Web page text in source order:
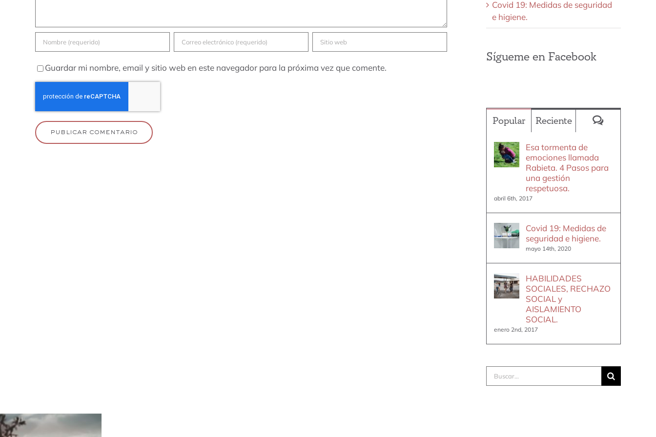
Guardar mi nombre, email y sitio web en este navegador para la próxima vez que comente.
Covid 19: Medidas de seguridad
e higiene.
Sígueme en Facebook
Popular Reciente
Esa tormenta de
emociones llamada
Rabieta. 4 Pasos para
una gestión
respetuosa.
abril 6th, 2017
Covid 19: Medidas de
seguridad e higiene.
mayo 14th, 2020
HABILIDADES
SOCIALES, RECHAZO
SOCIAL y
AISLAMIENTO
SOCIAL.
enero 2nd, 2017
Buscar: